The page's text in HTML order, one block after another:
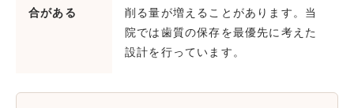
合がある
削る量が増えることがあります。当
院では歯質の保存を最優先に考えた
設計を行っています。